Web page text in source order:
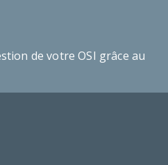
de votre OSI grâce au